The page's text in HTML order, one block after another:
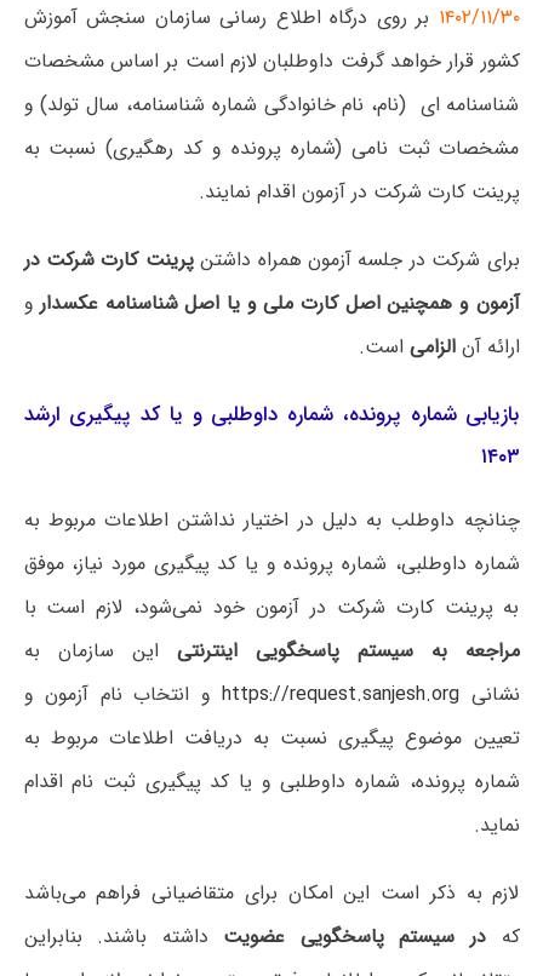
۱۴۰۲/۱۱/۳۰ بر روی درگاه اطلاع رسانی سازمان سنجش آموزش
کشور قرار خواهد گرفت داوطلبان لازم است بر اساس مشخصات
شناسنامه ای (نام، نام خانوادگی شماره شناسنامه، سال تولد) و
مشخصات ثبت نامی (شماره پرونده و کد رهگیری) نسبت به
پرینت کارت شرکت در آزمون اقدام نمایند.
برای شرکت در جلسه آزمون همراه داشتنپرینت کارت شرکت در
آزمون و همچنین اصل کارت ملی و یا اصل شناسنامه عکسدار و
ارائه آنالزامی است.
بازیابی شماره پرونده، شماره داوطلبی و یا کد پیگیری ارشد
۱۴۰۳
چنانچه داوطلب به دلیل در اختیار نداشتن اطلاعات مربوط به
شماره داوطلبی، شماره پرونده و یا کد پیگیری مورد نیاز، موفق
به پرینت کارت شرکت در آزمون خود نمی‌شود، لازم است با
مراجعه به سیستم پاسخگویی اینترنتی این سازمان به
نشانی https://request.sanjesh.org و انتخاب نام آزمون و
تعیین موضوع پیگیری نسبت به دریافت اطلاعات مربوط به
شماره پرونده، شماره داوطلبی و یا کد پیگیری ثبت نام اقدام
نماید.
لازم به ذکر است این امکان برای متقاضیانی فراهم می‌باشد
کهدر سیستم پاسخگویی عضویت داشته باشند. بنابراین